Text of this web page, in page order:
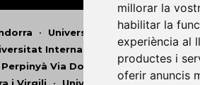
millorar la
habilitar la
experiència al
productes i
oferir anuncis
• Universitat Autònoma de
Internacional de Catalunya•
Via Domitia • Universitat